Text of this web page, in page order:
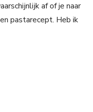
af of je naar
pastarecept. Heb ik